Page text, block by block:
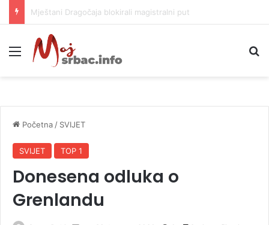
Helikopter ponovo gasi vatru u selima kod Trebinja
Meni
Početna / SVIJET
SVIJET TOP 1
Donesena odluka o
Grenlandu